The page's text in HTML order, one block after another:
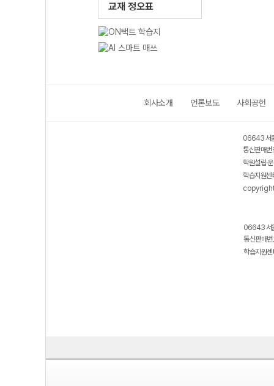
교재 정오표
회사소개 언론보도 사회공헌
06643 서
통신판매
학원설립·
학습지원
06643 서
통신판매
학습지원